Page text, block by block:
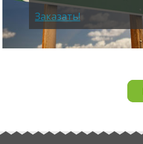
Заказать!